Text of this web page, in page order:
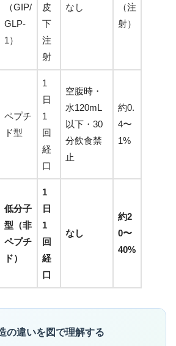
（GIP/
GLP-
1）
皮
下
注
射
なし
（注
射）
ペプチ
ド型
1
日
1
回
経
口
空腹時・
水120mL
以下・30
分飲食禁
止
約0.
4〜
1%
低分子
型（非
ペプチ
ド）
1
日
1
回
経
口
なし
約2
0〜
40%
の違いを図で理解する